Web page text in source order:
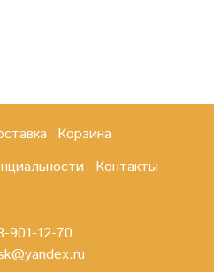
Корзина
Контакты
901-12-70